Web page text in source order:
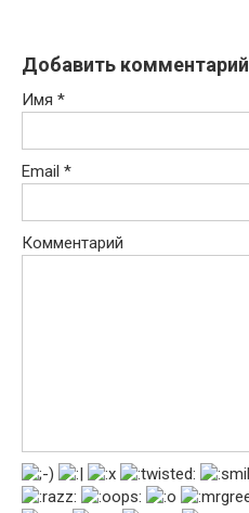
Добавить комментарий
Имя *
Email *
Комментарий